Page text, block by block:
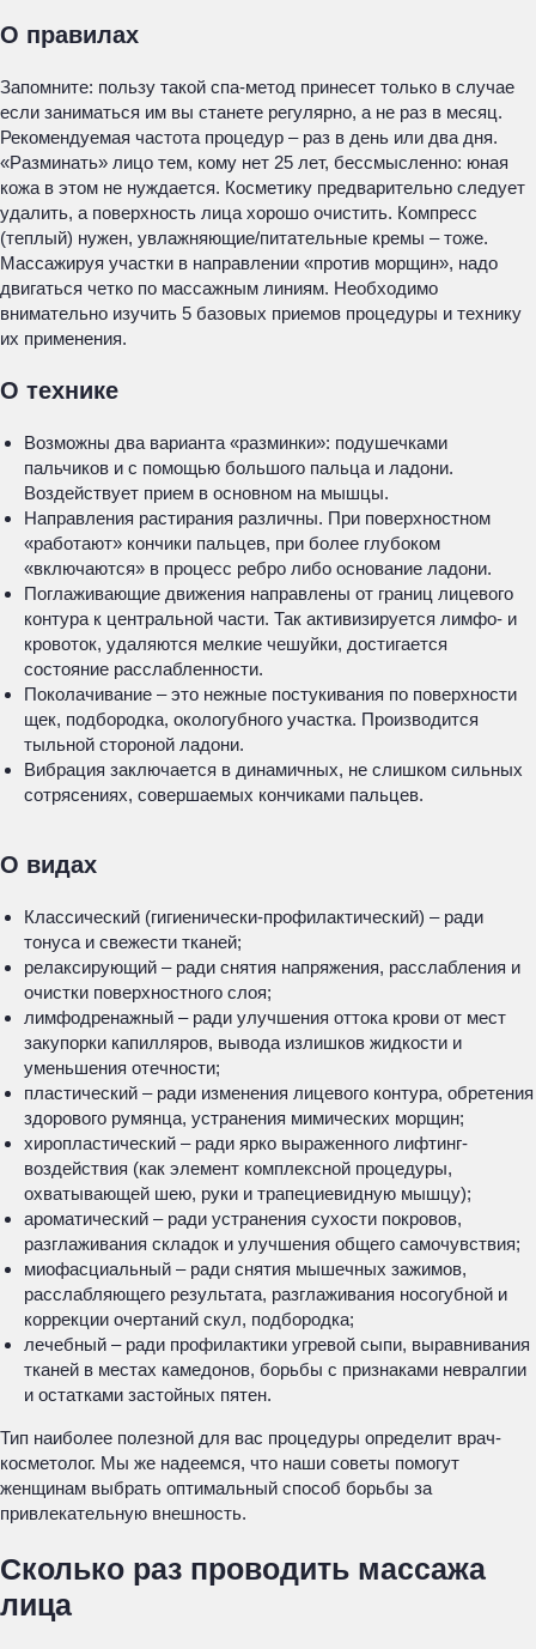
О правилах
Запомните: пользу такой спа-метод принесет только в случае
если заниматься им вы станете регулярно, а не раз в месяц.
Рекомендуемая частота процедур – раз в день или два дня.
«Разминать» лицо тем, кому нет 25 лет, бессмысленно: юная
кожа в этом не нуждается. Косметику предварительно следует
удалить, а поверхность лица хорошо очистить. Компресс
(теплый) нужен, увлажняющие/питательные кремы – тоже.
Массажируя участки в направлении «против морщин», надо
двигаться четко по массажным линиям. Необходимо
внимательно изучить 5 базовых приемов процедуры и технику
их применения.
О технике
Возможны два варианта «разминки»: подушечками
пальчиков и с помощью большого пальца и ладони.
Воздействует прием в основном на мышцы.
Направления растирания различны. При поверхностном
«работают» кончики пальцев, при более глубоком
«включаются» в процесс ребро либо основание ладони.
Поглаживающие движения направлены от границ лицевого
контура к центральной части. Так активизируется лимфо- и
кровоток, удаляются мелкие чешуйки, достигается
состояние расслабленности.
Поколачивание – это нежные постукивания по поверхности
щек, подбородка, окологубного участка. Производится
тыльной стороной ладони.
Вибрация заключается в динамичных, не слишком сильных
сотрясениях, совершаемых кончиками пальцев.
О видах
Классический (гигиенически-профилактический) – ради
тонуса и свежести тканей;
релаксирующий – ради снятия напряжения, расслабления и
очистки поверхностного слоя;
лимфодренажный – ради улучшения оттока крови от мест
закупорки капилляров, вывода излишков жидкости и
уменьшения отечности;
пластический – ради изменения лицевого контура, обретения
здорового румянца, устранения мимических морщин;
хиропластический – ради ярко выраженного лифтинг-
воздействия (как элемент комплексной процедуры,
охватывающей шею, руки и трапециевидную мышцу);
ароматический – ради устранения сухости покровов,
разглаживания складок и улучшения общего самочувствия;
миофасциальный – ради снятия мышечных зажимов,
расслабляющего результата, разглаживания носогубной и
коррекции очертаний скул, подбородка;
лечебный – ради профилактики угревой сыпи, выравнивания
тканей в местах камедонов, борьбы с признаками невралгии
и остатками застойных пятен.
Тип наиболее полезной для вас процедуры определит врач-
косметолог. Мы же надеемся, что наши советы помогут
женщинам выбрать оптимальный способ борьбы за
привлекательную внешность.
Сколько раз проводить массажа
лица